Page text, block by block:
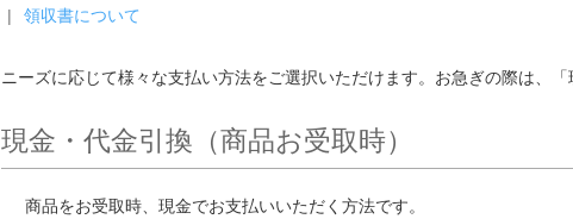
領収書について
ニーズに応じて様々な支払い方法をご選択いただけます。お急ぎの際は、「
現金・代金引換（商品お受取時）
商品をお受取時、現金でお支払いいただく方法です。